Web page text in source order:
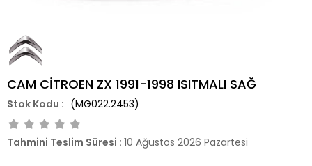
CAM CİTROEN ZX 1991-1998 ISITMALI SAĞ
(MG022.2453)
Tahmini Teslim Süresi : 10 Ağustos 2026 Pazartesi